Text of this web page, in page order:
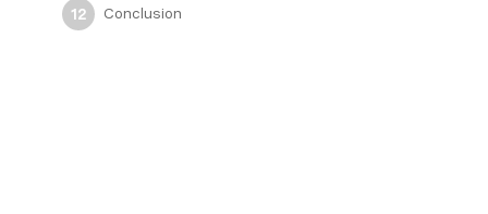
12
Conclusion